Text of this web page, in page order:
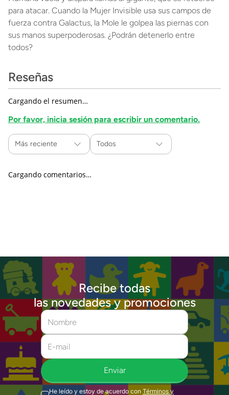
para atacar. Cuando la Mujer Invisible usa sus campos de
fuerza contra Galactus, la Mole le golpea las piernas con
sus manos superpoderosas. ¿Podrán detenerlo entre
todos?
Reseñas
Cargando el resumen…
Por favor, inicia sesión para escribir un comentario.
Más reciente Todos
Cargando comentarios…
Recibe todas
las novedades y promociones
Enviar
He leído y estoy de acuerdo con Términos y